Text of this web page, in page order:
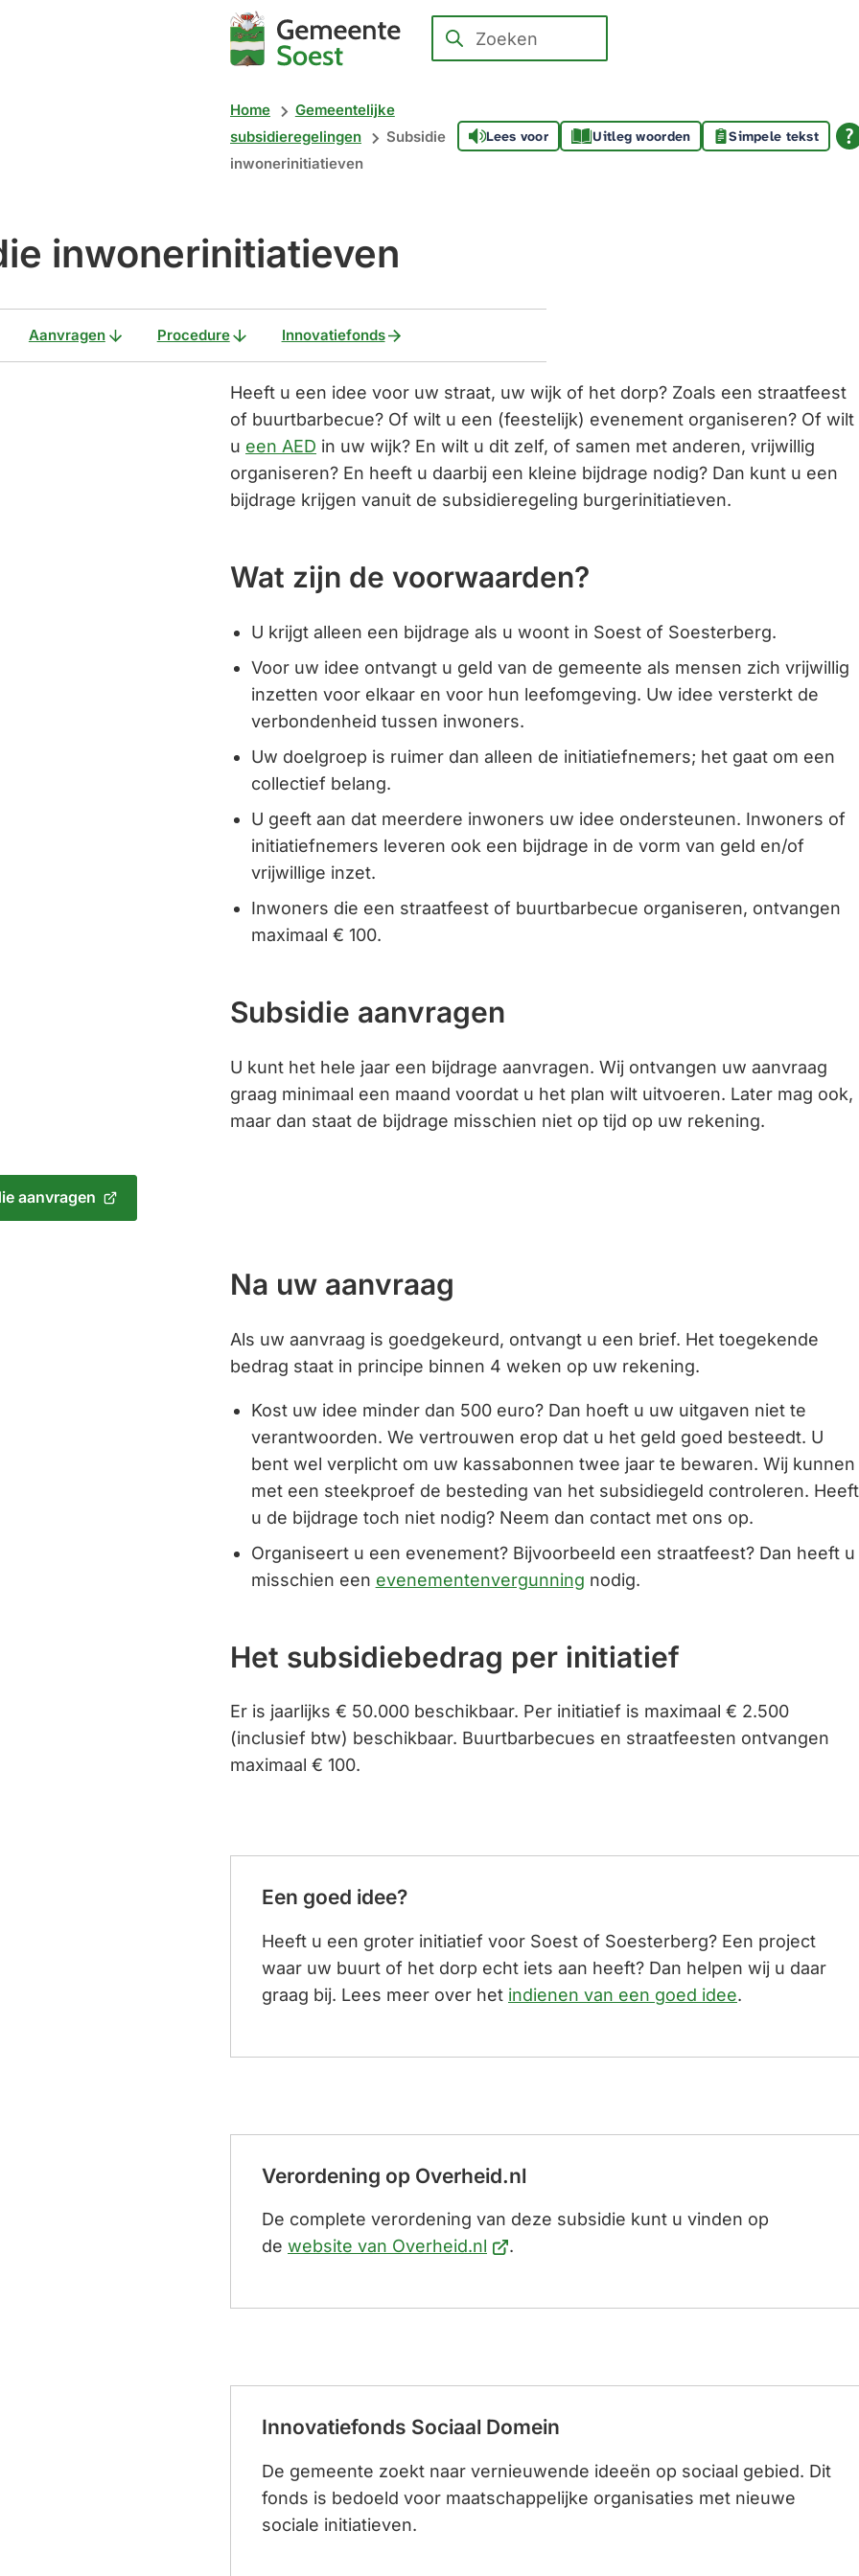
Mijn
Zoeken
Wanneer
zijn
kun
te
gebruiken.
Gebruik
de
enter-
een
te
selecteren.
Home
Gemeentelijke
subsidieregelingen
Subsidie
inwonerinitiatieven
Lees voor Uitleg woorden Simpele tekst
inwonerinitiatieven
Aanvragen Procedure Innovatiefonds
Heeft u een idee voor uw straat, uw wijk of het dorp? Zoals een straatfeest
of buurtbarbecue? Of wilt u een (feestelijk) evenement organiseren? Of wilt
u een AED in uw wijk? En wilt u dit zelf, of samen met anderen, vrijwillig
organiseren? En heeft u daarbij een kleine bijdrage nodig? Dan kunt u een
bijdrage krijgen vanuit de subsidieregeling burgerinitiatieven.
Wat zijn de voorwaarden?
U krijgt alleen een bijdrage als u woont in Soest of Soesterberg.
Voor uw idee ontvangt u geld van de gemeente als mensen zich vrijwillig
inzetten voor elkaar en voor hun leefomgeving. Uw idee versterkt de
verbondenheid tussen inwoners.
Uw doelgroep is ruimer dan alleen de initiatiefnemers; het gaat om een
collectief belang.
U geeft aan dat meerdere inwoners uw idee ondersteunen. Inwoners of
initiatiefnemers leveren ook een bijdrage in de vorm van geld en/of
vrijwillige inzet.
Inwoners die een straatfeest of buurtbarbecue organiseren, ontvangen
maximaal € 100.
Subsidie aanvragen
U kunt het hele jaar een bijdrage aanvragen. Wij ontvangen uw aanvraag
graag minimaal een maand voordat u het plan wilt uitvoeren. Later mag ook,
maar dan staat de bijdrage misschien niet op tijd op uw rekening.
aanvragen
Na uw aanvraag
Als uw aanvraag is goedgekeurd, ontvangt u een brief. Het toegekende
bedrag staat in principe binnen 4 weken op uw rekening.
Kost uw idee minder dan 500 euro? Dan hoeft u uw uitgaven niet te
verantwoorden. We vertrouwen erop dat u het geld goed besteedt. U
bent wel verplicht om uw kassabonnen twee jaar te bewaren. Wij kunnen
met een steekproef de besteding van het subsidiegeld controleren. Heeft
u de bijdrage toch niet nodig? Neem dan contact met ons op.
Organiseert u een evenement? Bijvoorbeeld een straatfeest? Dan heeft u
misschien een evenementenvergunning nodig.
Het subsidiebedrag per initiatief
Er is jaarlijks € 50.000 beschikbaar. Per initiatief is maximaal € 2.500
(inclusief btw) beschikbaar. Buurtbarbecues en straatfeesten ontvangen
maximaal € 100.
Een goed idee?
Heeft u een groter initiatief voor Soest of Soesterberg? Een project
waar uw buurt of het dorp echt iets aan heeft? Dan helpen wij u daar
graag bij. Lees meer over het indienen van een goed idee.
Verordening op Overheid.nl
De complete verordening van deze subsidie kunt u vinden op
de website van Overheid.nl (Verwijst
.
Innovatiefonds Sociaal Domein
De gemeente zoekt naar vernieuwende ideeën op sociaal gebied. Dit
fonds is bedoeld voor maatschappelijke organisaties met nieuwe
sociale initiatieven.